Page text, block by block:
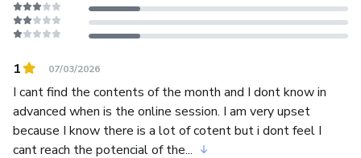
1 07/03/2026
I cant find the contents of the month and I dont know in
advanced when is the online session. I am very upset
because I know there is a lot of cotent but i dont feel I
cant reach the potencial of the...